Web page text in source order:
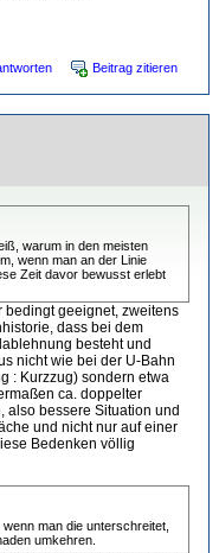
Beitrag zitieren
warum in den meisten
wenn man an der Linie
Zeit davor bewusst erlebt
bedingt geeignet, zweitens
dass bei dem
besteht und
nicht wie bei der U-Bahn
: Kurzzug) sondern etwa
ca. doppelter
also bessere Situation und
und nicht nur auf einer
Bedenken völlig
man die unterschreitet,
umkehren.